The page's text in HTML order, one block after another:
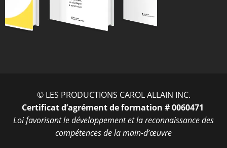
© LES PRODUCTIONS CAROL ALLAIN INC.
Certificat d’agrément de formation # 0060471
Loi favorisant le développement et la reconnaissance des
compétences de la main-d’œuvre